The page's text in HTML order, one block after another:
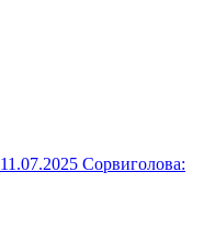
11.07.2025 Сорвиголова: